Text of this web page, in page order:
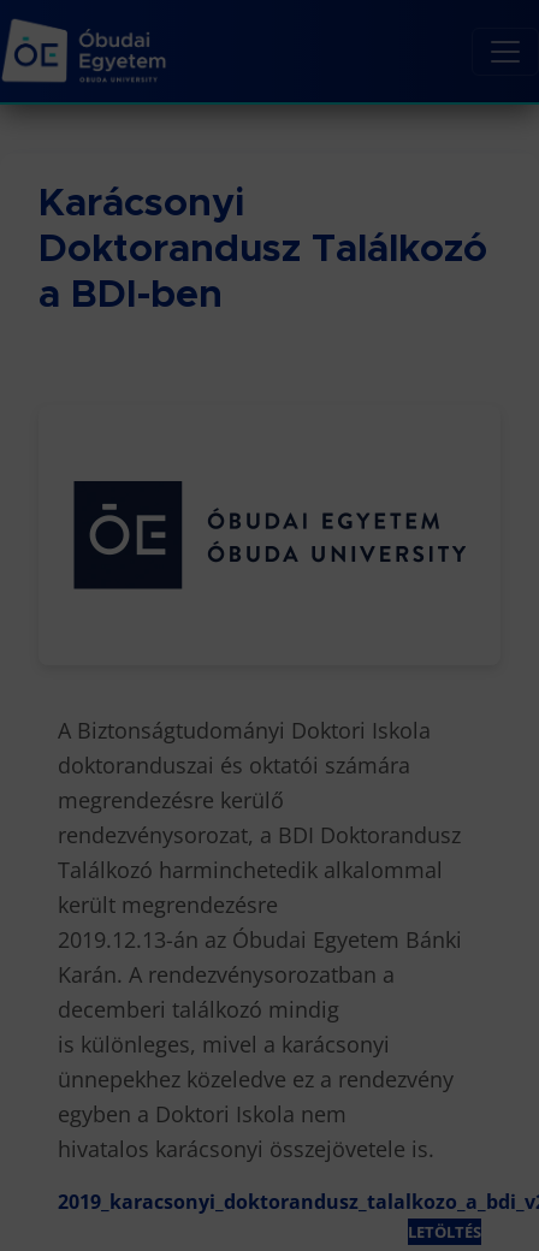
Karácsonyi
Doktorandusz Találkozó
a BDI-ben
A Biztonságtudományi Doktori Iskola
doktoranduszai és oktatói számára
megrendezésre kerülő
rendezvénysorozat, a BDI Doktorandusz
Találkozó harminchetedik alkalommal
került megrendezésre
2019.12.13-án az Óbudai Egyetem Bánki
Karán. A rendezvénysorozatban a
decemberi találkozó mindig
is különleges, mivel a karácsonyi
ünnepekhez közeledve ez a rendezvény
egyben a Doktori Iskola nem
hivatalos karácsonyi összejövetele is.
LETÖLTÉS